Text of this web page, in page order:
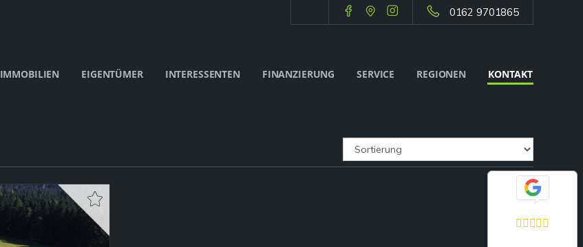
0162 9701865
IMMOBILIEN EIGENTÜMER INTERESSENTEN FINANZIERUNG SERVICE REGIONEN KONTAKT